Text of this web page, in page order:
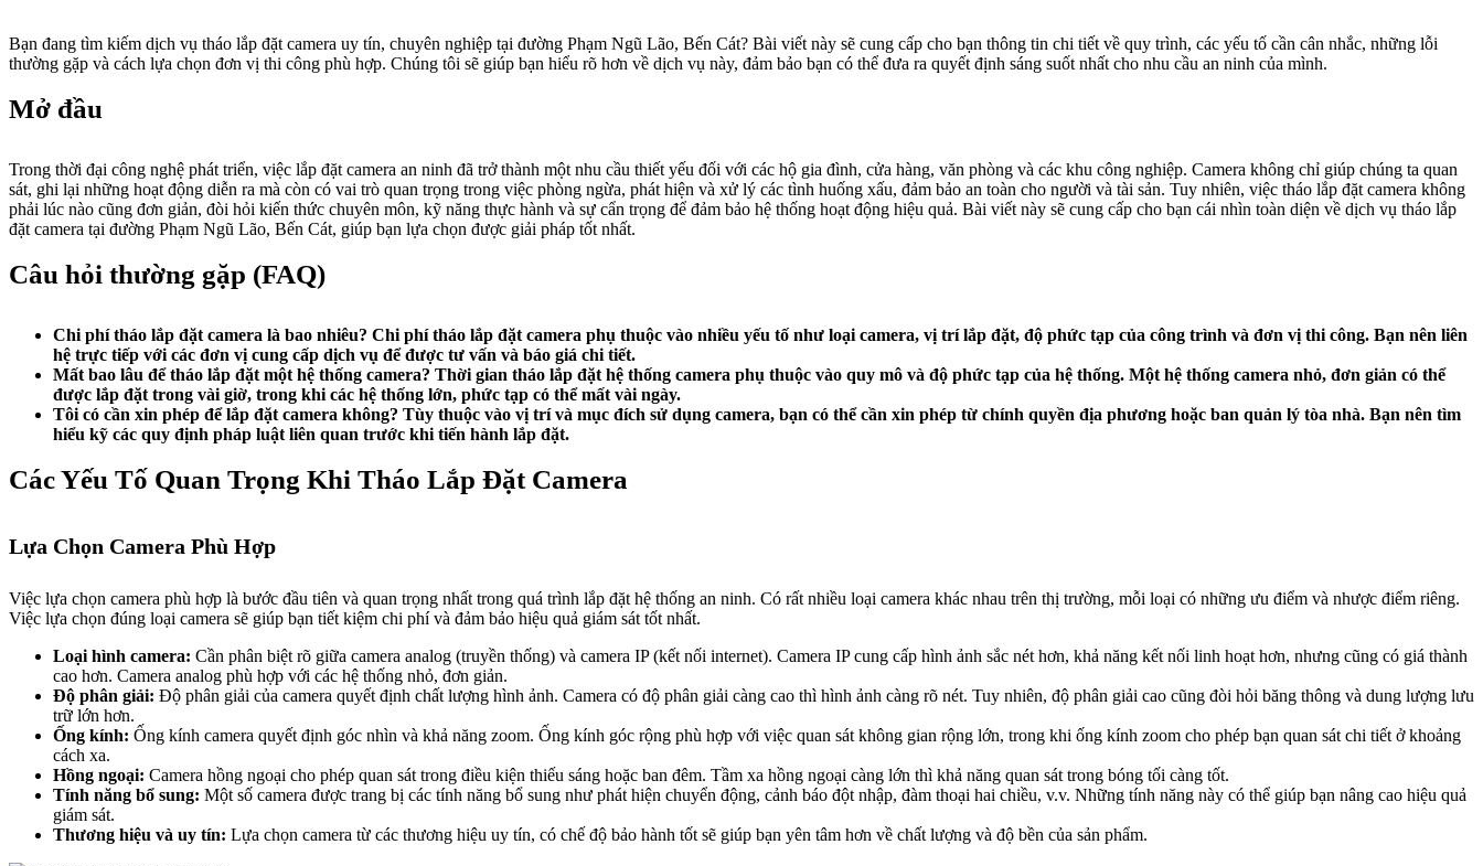
Bạn đang tìm kiếm dịch vụ tháo lắp đặt camera uy tín, chuyên nghiệp tại đường Phạm Ngũ Lão, Bến Cát? Bài viết này sẽ cung cấp cho bạn thông tin chi tiết về quy trình, các yếu tố cần cân nhắc, những lỗi
thường gặp và cách lựa chọn đơn vị thi công phù hợp. Chúng tôi sẽ giúp bạn hiểu rõ hơn về dịch vụ này, đảm bảo bạn có thể đưa ra quyết định sáng suốt nhất cho nhu cầu an ninh của mình.
Mở đầu
Trong thời đại công nghệ phát triển, việc lắp đặt camera an ninh đã trở thành một nhu cầu thiết yếu đối với các hộ gia đình, cửa hàng, văn phòng và các khu công nghiệp. Camera không chỉ giúp chúng ta quan
sát, ghi lại những hoạt động diễn ra mà còn có vai trò quan trọng trong việc phòng ngừa, phát hiện và xử lý các tình huống xấu, đảm bảo an toàn cho người và tài sản. Tuy nhiên, việc tháo lắp đặt camera không
phải lúc nào cũng đơn giản, đòi hỏi kiến thức chuyên môn, kỹ năng thực hành và sự cẩn trọng để đảm bảo hệ thống hoạt động hiệu quả. Bài viết này sẽ cung cấp cho bạn cái nhìn toàn diện về dịch vụ tháo lắp
đặt camera tại đường Phạm Ngũ Lão, Bến Cát, giúp bạn lựa chọn được giải pháp tốt nhất.
Câu hỏi thường gặp (FAQ)
Chi phí tháo lắp đặt camera là bao nhiêu? Chi phí tháo lắp đặt camera phụ thuộc vào nhiều yếu tố như loại camera, vị trí lắp đặt, độ phức tạp của công trình và đơn vị thi công. Bạn nên liên
hệ trực tiếp với các đơn vị cung cấp dịch vụ để được tư vấn và báo giá chi tiết.
Mất bao lâu để tháo lắp đặt một hệ thống camera? Thời gian tháo lắp đặt hệ thống camera phụ thuộc vào quy mô và độ phức tạp của hệ thống. Một hệ thống camera nhỏ, đơn giản có thể
được lắp đặt trong vài giờ, trong khi các hệ thống lớn, phức tạp có thể mất vài ngày.
Tôi có cần xin phép để lắp đặt camera không? Tùy thuộc vào vị trí và mục đích sử dụng camera, bạn có thể cần xin phép từ chính quyền địa phương hoặc ban quản lý tòa nhà. Bạn nên tìm
hiểu kỹ các quy định pháp luật liên quan trước khi tiến hành lắp đặt.
Các Yếu Tố Quan Trọng Khi Tháo Lắp Đặt Camera
Lựa Chọn Camera Phù Hợp
Việc lựa chọn camera phù hợp là bước đầu tiên và quan trọng nhất trong quá trình lắp đặt hệ thống an ninh. Có rất nhiều loại camera khác nhau trên thị trường, mỗi loại có những ưu điểm và nhược điểm riêng.
Việc lựa chọn đúng loại camera sẽ giúp bạn tiết kiệm chi phí và đảm bảo hiệu quả giám sát tốt nhất.
Loại hình camera: Cần phân biệt rõ giữa camera analog (truyền thống) và camera IP (kết nối internet). Camera IP cung cấp hình ảnh sắc nét hơn, khả năng kết nối linh hoạt hơn, nhưng cũng có giá thành
cao hơn. Camera analog phù hợp với các hệ thống nhỏ, đơn giản.
Độ phân giải: Độ phân giải của camera quyết định chất lượng hình ảnh. Camera có độ phân giải càng cao thì hình ảnh càng rõ nét. Tuy nhiên, độ phân giải cao cũng đòi hỏi băng thông và dung lượng lưu
trữ lớn hơn.
Ống kính: Ống kính camera quyết định góc nhìn và khả năng zoom. Ống kính góc rộng phù hợp với việc quan sát không gian rộng lớn, trong khi ống kính zoom cho phép bạn quan sát chi tiết ở khoảng
cách xa.
Hồng ngoại: Camera hồng ngoại cho phép quan sát trong điều kiện thiếu sáng hoặc ban đêm. Tầm xa hồng ngoại càng lớn thì khả năng quan sát trong bóng tối càng tốt.
Tính năng bổ sung: Một số camera được trang bị các tính năng bổ sung như phát hiện chuyển động, cảnh báo đột nhập, đàm thoại hai chiều, v.v. Những tính năng này có thể giúp bạn nâng cao hiệu quả
giám sát.
Thương hiệu và uy tín: Lựa chọn camera từ các thương hiệu uy tín, có chế độ bảo hành tốt sẽ giúp bạn yên tâm hơn về chất lượng và độ bền của sản phẩm.